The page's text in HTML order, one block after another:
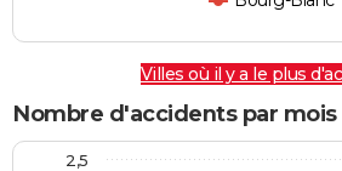
Villes où il y a le plus
Nombre d'accidents par
2,5